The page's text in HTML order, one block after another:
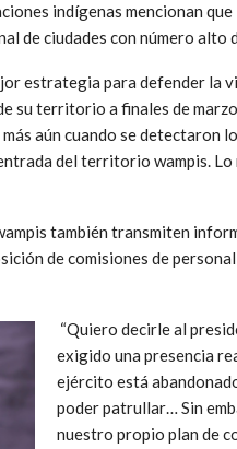
indígenas mencionan
de ciudades con número alto
estrategia para defender la
su territorio a finales de
aún cuando se detectaron
del territorio wampis.
también transmiten
de comisiones de
“Quiero decirle al
exigido una presencia
ejército está
poder patrullar… Sin
nuestro propio plan de